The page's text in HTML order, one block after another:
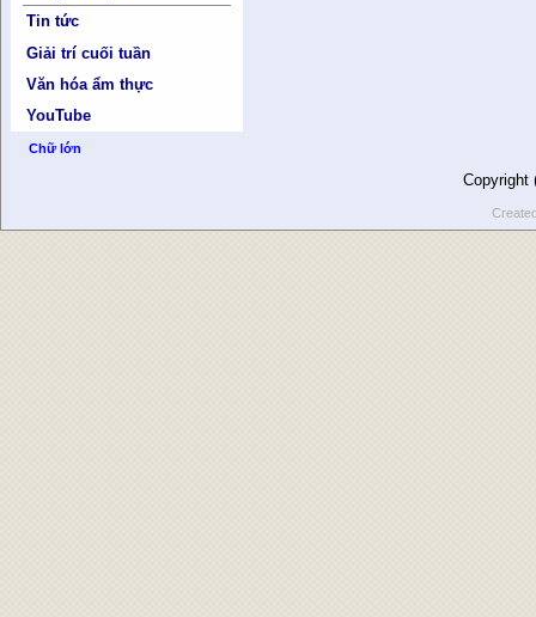
Tin tức
Giải trí cuối tuần
Văn hóa ẩm thực
YouTube
Chữ lớn
Copyright